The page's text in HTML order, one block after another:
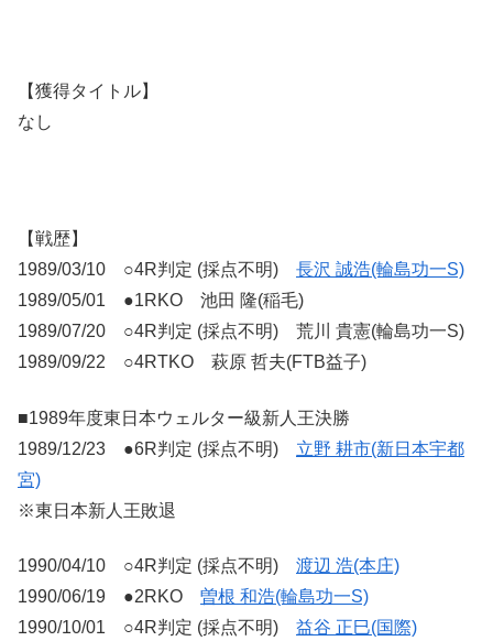
【獲得タイトル】
なし
【戦歴】
1989/03/10 ○4R判定 (採点不明) 長沢 誠浩(輪島功一S)
1989/05/01 ●1RKO 池田 隆(稲毛)
1989/07/20 ○4R判定 (採点不明) 荒川 貴憲(輪島功一S)
1989/09/22 ○4RTKO 萩原 哲夫(FTB益子)
■1989年度東日本ウェルター級新人王決勝
1989/12/23 ●6R判定 (採点不明) 立野 耕市(新日本宇都
宮)
※東日本新人王敗退
1990/04/10 ○4R判定 (採点不明) 渡辺 浩(本庄)
1990/06/19 ●2RKO 曽根 和浩(輪島功一S)
1990/10/01 ○4R判定 (採点不明) 益谷 正巳(国際)